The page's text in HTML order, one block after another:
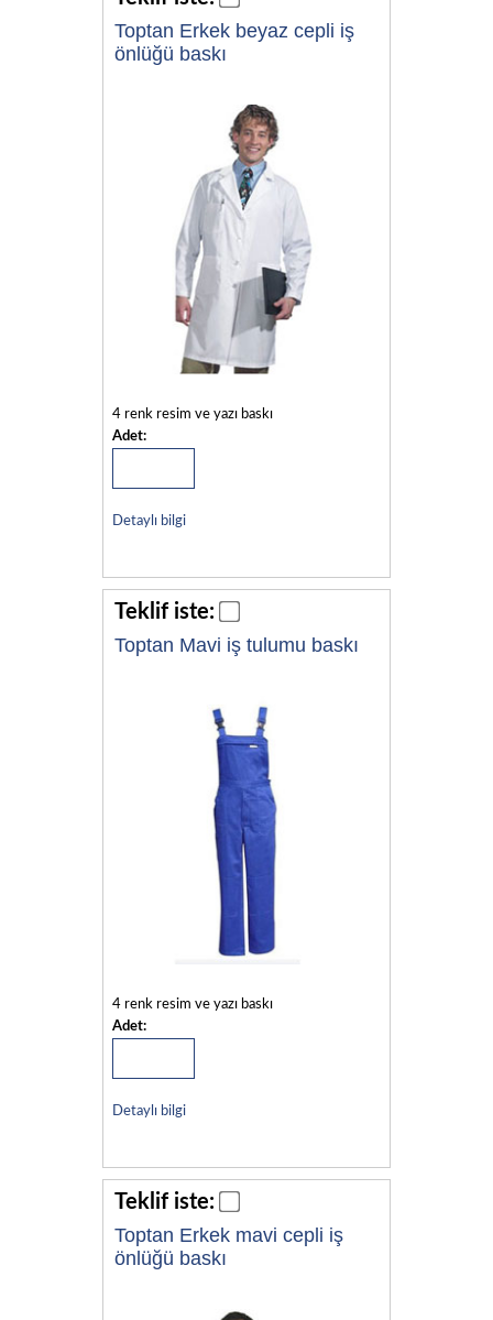
Toptan Erkek beyaz cepli iş
önlüğü baskı
4 renk resim ve yazı baskı
Adet:
Detaylı bilgi
Teklif iste:
Toptan Mavi iş tulumu baskı
4 renk resim ve yazı baskı
Adet:
Detaylı bilgi
Teklif iste:
Toptan Erkek mavi cepli iş
önlüğü baskı